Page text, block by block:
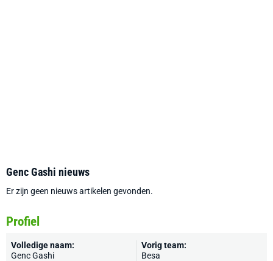
Genc Gashi nieuws
Er zijn geen nieuws artikelen gevonden.
Profiel
Volledige naam:
Genc Gashi
Vorig team:
Besa